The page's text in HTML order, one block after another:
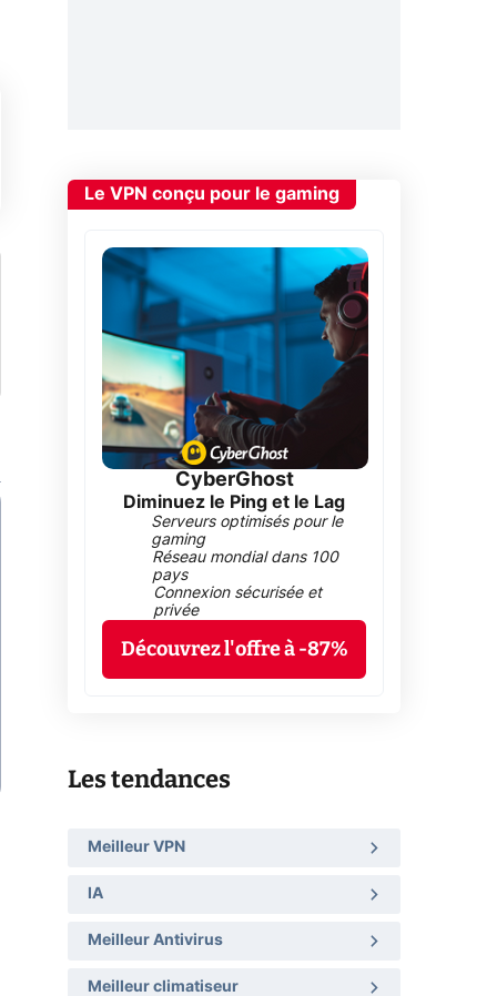
Le VPN conçu pour le gaming
CyberGhost
Diminuez le Ping et le Lag
Serveurs optimisés pour le
gaming
Réseau mondial dans 100
pays
Connexion sécurisée et
privée
Découvrez l'offre à -87%
Les tendances
Meilleur VPN
IA
Meilleur Antivirus
Meilleur climatiseur